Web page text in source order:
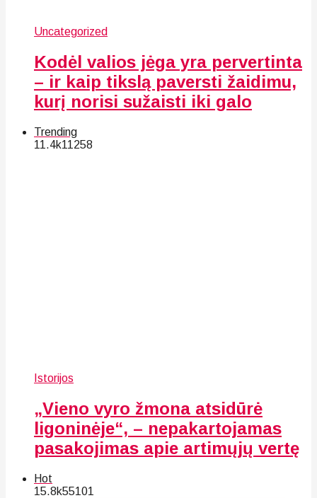
Uncategorized
Kodėl valios jėga yra pervertinta
– ir kaip tikslą paversti žaidimu,
kurį norisi sužaisti iki galo
Trending
11.4k11258
Istorijos
„Vieno vyro žmona atsidūrė
ligoninėje“, – nepakartojamas
pasakojimas apie artimųjų vertę
Hot
15.8k55101